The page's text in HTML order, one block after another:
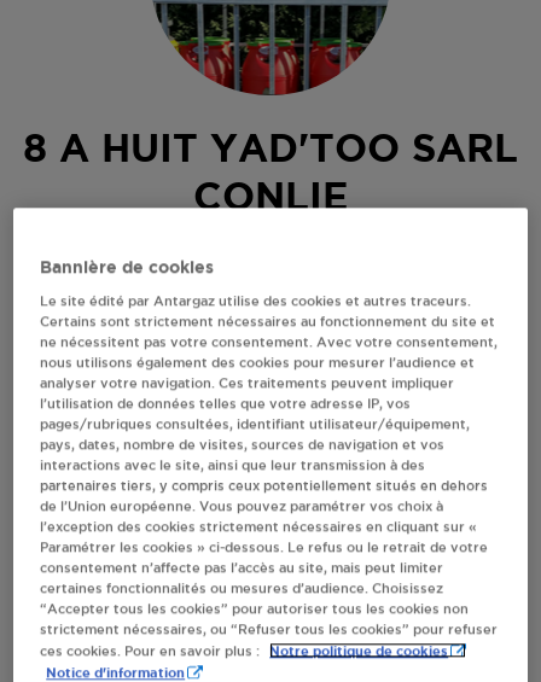
8 A HUIT YAD'TOO SARL
CONLIE
3 PLACE DES HALLES
Revendeur de bouteilles de gaz
S'Y RENDRE
AFFICHER LE TÉLÉPHONE
RECEVOIR LES COORDONNÉES DU REVENDEUR
En cliquant sur « S’y rendre », j’autorise le traitement
d’informations (dont mon adresse IP) et leur transfert hors UE
par Google Maps afin d’afficher la carte.
En savoir plus
Bannière de cookies
Le site édité par Antargaz utilise des cookies et autres traceurs.
Certains sont strictement nécessaires au fonctionnement du site et
ne nécessitent pas votre consentement. Avec votre consentement,
nous utilisons également des cookies pour mesurer l’audience et
analyser votre navigation. Ces traitements peuvent impliquer
l’utilisation de données telles que votre adresse IP, vos
pages/rubriques consultées, identifiant utilisateur/équipement,
pays, dates, nombre de visites, sources de navigation et vos
interactions avec le site, ainsi que leur transmission à des
partenaires tiers, y compris ceux potentiellement situés en dehors
de l’Union européenne. Vous pouvez paramétrer vos choix à
l’exception des cookies strictement nécessaires en cliquant sur «
Paramétrer les cookies » ci-dessous. Le refus ou le retrait de votre
consentement n’affecte pas l’accès au site, mais peut limiter
certaines fonctionnalités ou mesures d’audience. Choisissez
“Accepter tous les cookies” pour autoriser tous les cookies non
strictement nécessaires, ou “Refuser tous les cookies” pour refuser
ces cookies. Pour en savoir plus :
Notre politique de cookies
Notice d'information